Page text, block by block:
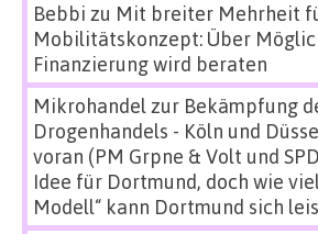
Bebbi zu Mit breiter Mehrheit
Mobilitätskonzept: Über
Finanzierung wird beraten
Mikrohandel zur Bekämpfung
Drogenhandels - Köln und
voran (PM Grpne & Volt und
Idee für Dortmund, doch wie
Modell“ kann Dortmund sich